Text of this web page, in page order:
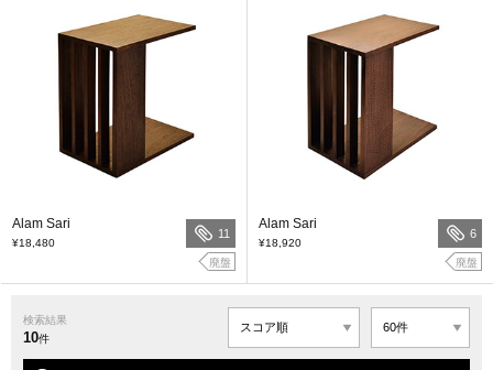
Alam Sari
¥18,480
11
廃盤
Alam Sari
¥18,920
6
廃盤
検索結果
10件